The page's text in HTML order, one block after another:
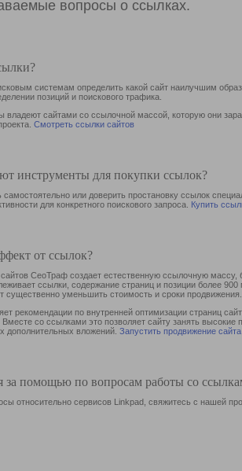
вопросы о ссылках.
системам определить какой сайт наилучшим
позиций и поискового трафика.
владеют сайтами со ссылочной массой, которую они
Смотреть ссылки сайтов
инструменты для покупки ссылок?
или доверить простановку ссылок
для конкретного поискового запроса. Купить
от ссылок?
СеоТраф создает естественную ссылочную
ссылки, содержание страниц и позиции более
существенно уменьшить стоимость и сроки продвижения.
рекомендации по внутренней оптимизации страниц
со ссылками это позволяет сайту занять
дополнительных вложений. Запустить продвижение сайта
за помощью по вопросам работы со
относительно сервисов Linkpad, свяжитесь с нашей